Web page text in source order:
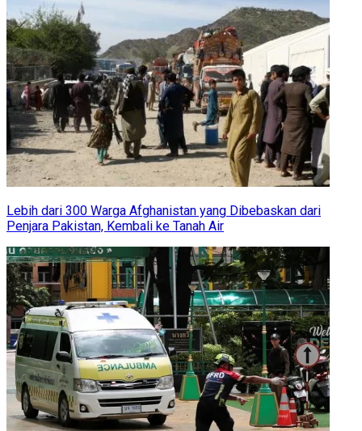
Lebih dari 300 Warga Afghanistan yang Dibebaskan dari
Penjara Pakistan, Kembali ke Tanah Air